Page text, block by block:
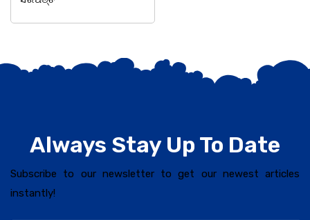
Always Stay Up To Date
Subscribe to our newsletter to get our newest articles
instantly!